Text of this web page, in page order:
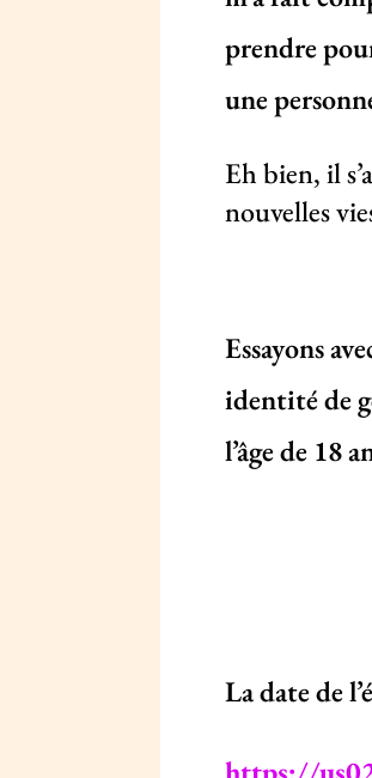
prendre
une
Eh bien, il
nouvelles
Essayons
identité de
l’âge de 18
La date de